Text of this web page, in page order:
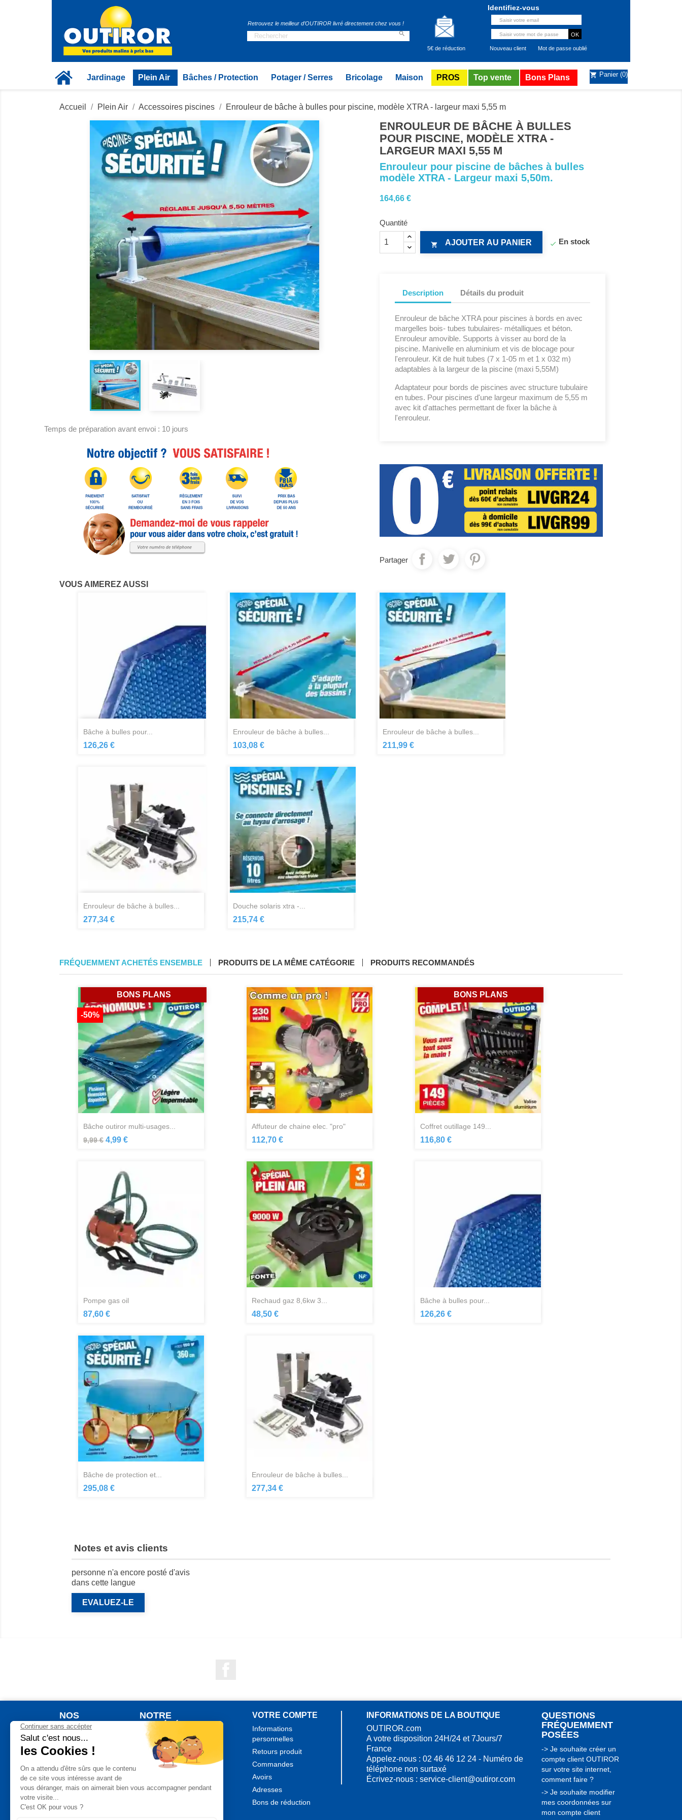
Retrouvez le meilleur d’OUTIROR livré directement chez vous !

5€ de réduction
Identifiez-vous
Nouveau client Mot de passe oublié
shopping_cart Panier (0)
Jardinage Plein Air Bâches / Protection Potager / Serres Bricolage Maison PROS Top vente Bons Plans
Accueil Plein Air Accessoires piscines Enrouleur de bâche à bulles pour piscine, modèle XTRA - largeur maxi 5,55 m
Temps de préparation avant envoi : 10 jours
ENROULEUR DE BÂCHE À BULLES
POUR PISCINE, MODÈLE XTRA -
LARGEUR MAXI 5,55 M
Enrouleur pour piscine de bâches à bulles
modèle XTRA - Largeur maxi 5,50m.
164,66 €
Quantité
 AJOUTER AU PANIER  En stock
Description Détails du produit
Enrouleur de bâche XTRA pour piscines à bords en avec
margelles bois- tubes tubulaires- métalliques et béton.
Enrouleur amovible. Supports à visser au bord de la
piscine. Manivelle en aluminium et vis de blocage pour
l'enrouleur. Kit de huit tubes (7 x 1-05 m et 1 x 032 m)
adaptables à la largeur de la piscine (maxi 5,55M)
Adaptateur pour bords de piscines avec structure tubulaire
en tubes. Pour piscines d'une largeur maximum de 5,55 m
avec kit d'attaches permettant de fixer la bâche à
l'enrouleur.
Partager
VOUS AIMEREZ AUSSI
bâche à bulles pour...
126,26 €
enrouleur de bâche à bulles...
103,08 €
enrouleur de bâche à bulles...
211,99 €
enrouleur de bâche à bulles...
277,34 €
douche solaris xtra -...
215,74 €
FRÉQUEMMENT ACHETÉS ENSEMBLE PRODUITS DE LA MÊME CATÉGORIE PRODUITS RECOMMANDÉS
bâche outiror multi-usages...
9,99 €
-50%
4,99 €
BONS PLANS
Aperçu rapide
affuteur de chaine elec. "pro"
112,70 €

coffret outillage 149...
116,80 €
BONS PLANS

pompe gas oil
87,60 €
rechaud gaz 8,6kw 3...
48,50 €
bâche à bulles pour...
126,26 €

bâche de protection et...
295,08 €

enrouleur de bâche à bulles...
277,34 €

Notes et avis clients
personne n'a encore posté d'avis
dans cette langue
EVALUEZ-LE
NOS
PRODUITS
Nouveaux produits
Meilleures ventes
Jardinage
Plein Air
Auto Moto
Bricolage
NOTRE
SOCIÉTÉ
Qui sommes nous ?
Votre commande
Votre livraison
Satisfaction
VOTRE COMPTE
Informations
personnelles
Retours produit
Commandes
Avoirs
Adresses
Bons de réduction
INFORMATIONS DE LA BOUTIQUE
OUTIROR.com
A votre disposition 24H/24 et 7Jours/7
France
Appelez-nous : 02 46 46 12 24 - Numéro de
téléphone non surtaxé
Écrivez-nous : service-client@outiror.com
QUESTIONS
FRÉQUEMMENT
POSÉES
-> Je souhaite créer un
compte client OUTIROR
sur votre site internet,
comment faire ?
-> Je souhaite modifier
mes coordonnées sur
mon compte client